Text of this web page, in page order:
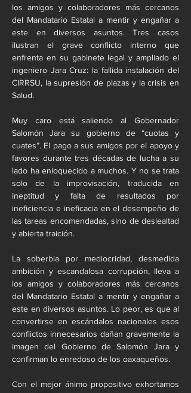
los amigos y colaboradores más cercanos
del Mandatario Estatal a mentir y engañar a
este en diversos asuntos. Tres casos
ilustran el grave conflicto interno que
enfrenta en su gabinete legal y ampliado el
ingeniero Jara Cruz: la fallida instalación del
CIRRSU, la supresión de plazas y la crisis en
Salud.
Muy caro está saliendo al Gobernador
Salomón Jara su gobierno de “cuotas y
cuates”. El pago a sus amigos por el apoyo y
favores durante tres décadas de lucha a su
lado ha enloquecido a muchos. Y no se trata
solo de la improvisación, traducida en
ineptitud y falta de resultados por
ineficiencia e ineficacia en el desempeño de
las tareas encomendadas, sino de deslealtad
y abierta traición.
La soberbia por mediocridad, desmedida
ambición y escandalosa corrupción, lleva a
los amigos y colaboradores más cercanos
del Mandatario Estatal a mentir y engañar a
este en diversos asuntos. Lo peor, es que al
convertirse en escándalos nacionales esos
conflictos innecesarios dañan gravemente la
imagen del Gobierno de Salomón Jara y
confirman lo enredoso de los oaxaqueños.
Con el mejor ánimo propositivo exhortamos